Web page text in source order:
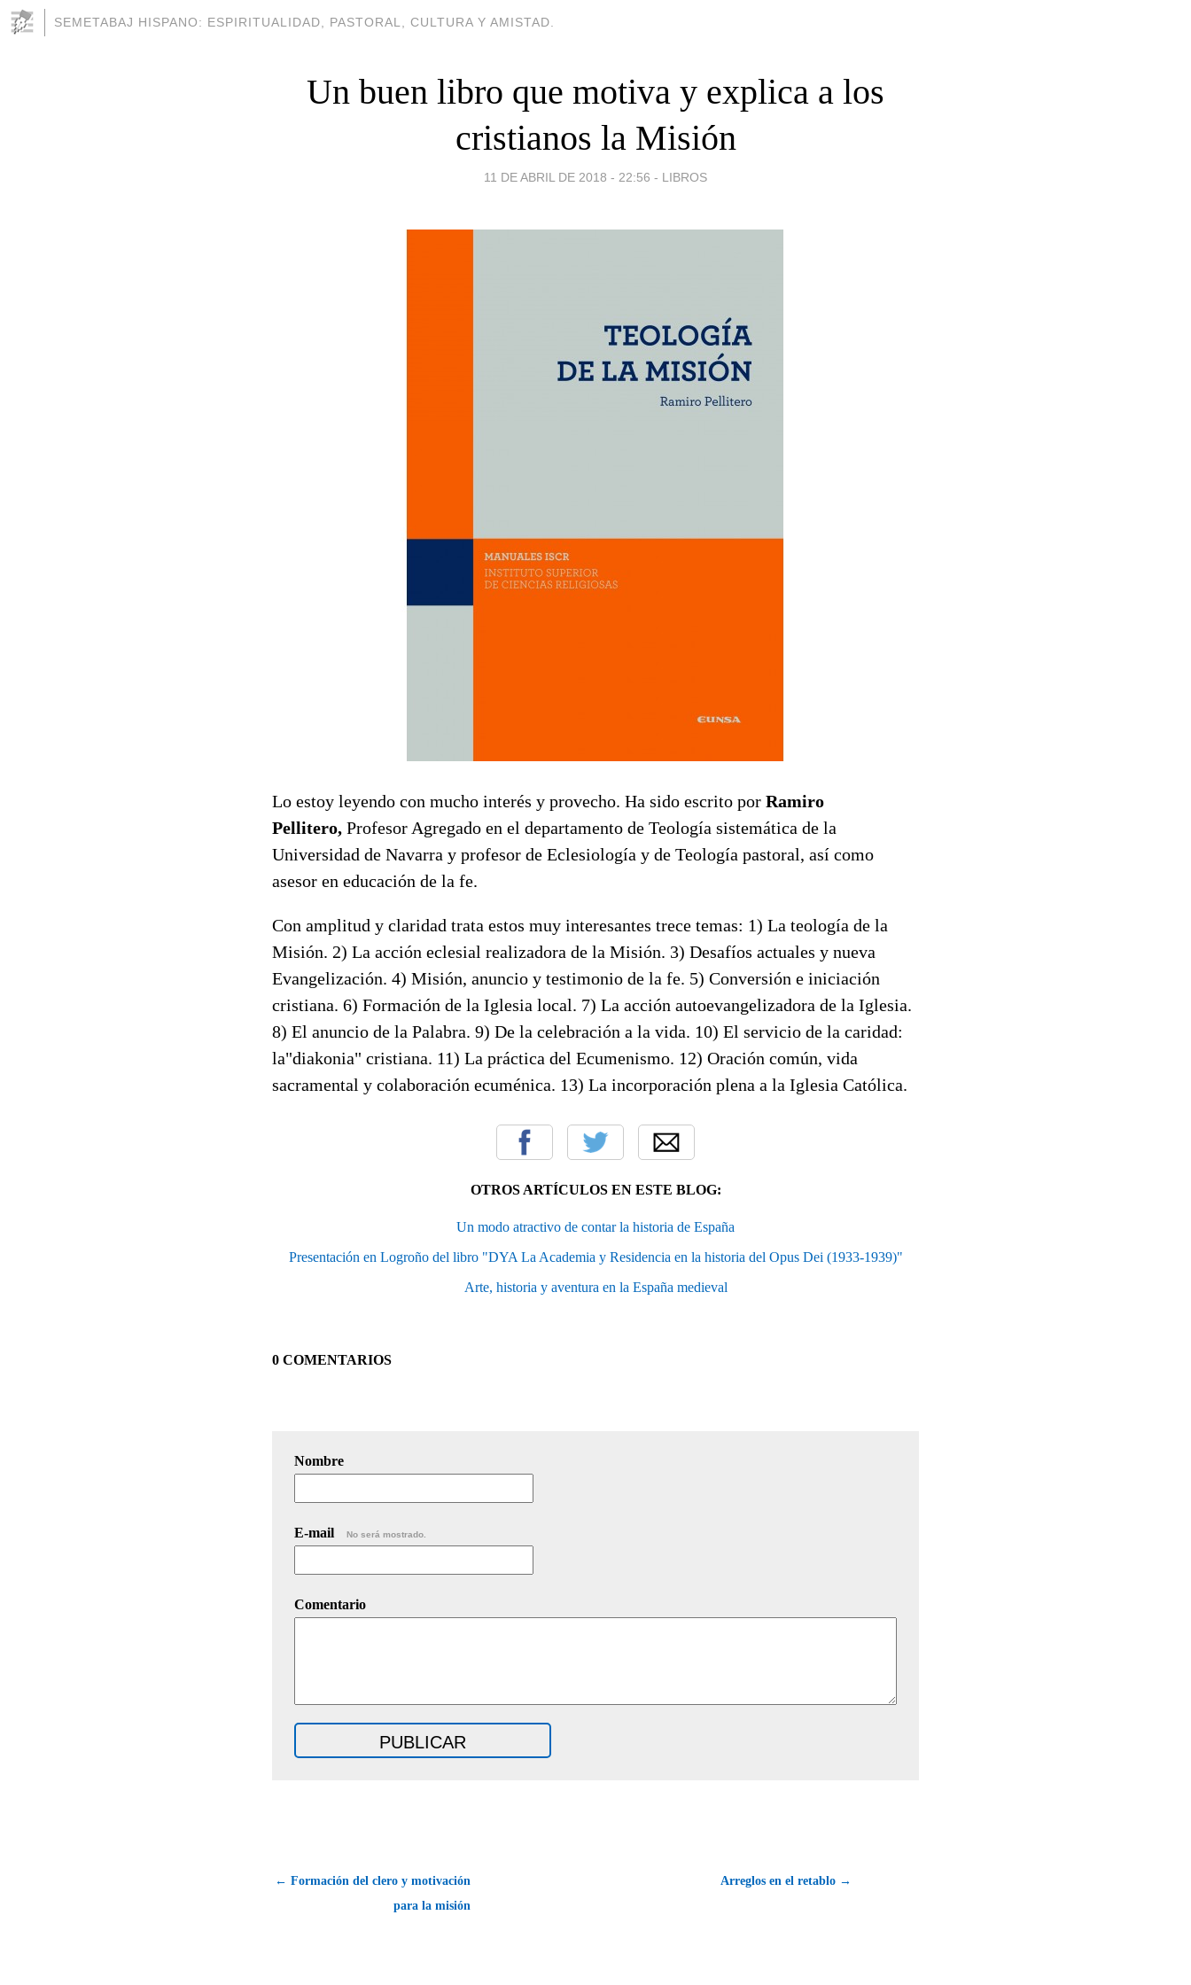
SEMETABAJ HISPANO: ESPIRITUALIDAD, PASTORAL, CULTURA Y AMISTAD.
Un buen libro que motiva y explica a los
cristianos la Misión
11 DE ABRIL DE 2018 - 22:56 - LIBROS
Lo estoy leyendo con mucho interés y provecho. Ha sido escrito por Ramiro
Pellitero, Profesor Agregado en el departamento de Teología sistemática de la
Universidad de Navarra y profesor de Eclesiología y de Teología pastoral, así como
asesor en educación de la fe.
Con amplitud y claridad trata estos muy interesantes trece temas: 1) La teología de la
Misión. 2) La acción eclesial realizadora de la Misión. 3) Desafíos actuales y nueva
Evangelización. 4) Misión, anuncio y testimonio de la fe. 5) Conversión e iniciación
cristiana. 6) Formación de la Iglesia local. 7) La acción autoevangelizadora de la Iglesia.
8) El anuncio de la Palabra. 9) De la celebración a la vida. 10) El servicio de la caridad:
la"diakonia" cristiana. 11) La práctica del Ecumenismo. 12) Oración común, vida
sacramental y colaboración ecuménica. 13) La incorporación plena a la Iglesia Católica.
OTROS ARTÍCULOS EN ESTE BLOG:
Un modo atractivo de contar la historia de España
Presentación en Logroño del libro "DYA La Academia y Residencia en la historia del Opus Dei (1933-1939)"
Arte, historia y aventura en la España medieval
0 COMENTARIOS
Nombre
E-mail No será mostrado.
Comentario
← Formación del clero y motivación
para la misión
Arreglos en el retablo →